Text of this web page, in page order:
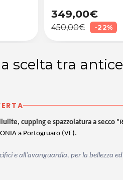
349,00€
450,00€ -22%
scelta tra
cupping e spazzolatura a secco
a Portogruaro (VE).
e all'avanguardia, per la bellezza ed